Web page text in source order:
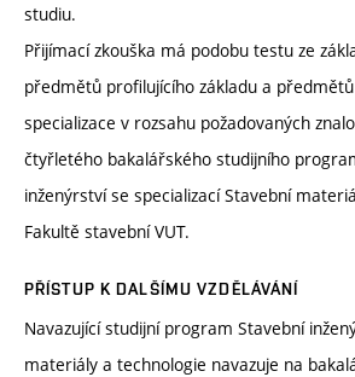
studiu.
Přijímací zkouška má podobu testu ze
předmětů profilujícího základu a
specializace v rozsahu požadovaných
čtyřletého bakalářského studijního
inženýrství se specializací Stavební
Fakultě stavební VUT.
PŘÍSTUP K DALŠÍMU VZDĚLÁVÁNÍ
Navazující studijní program Stavební
materiály a technologie navazuje na